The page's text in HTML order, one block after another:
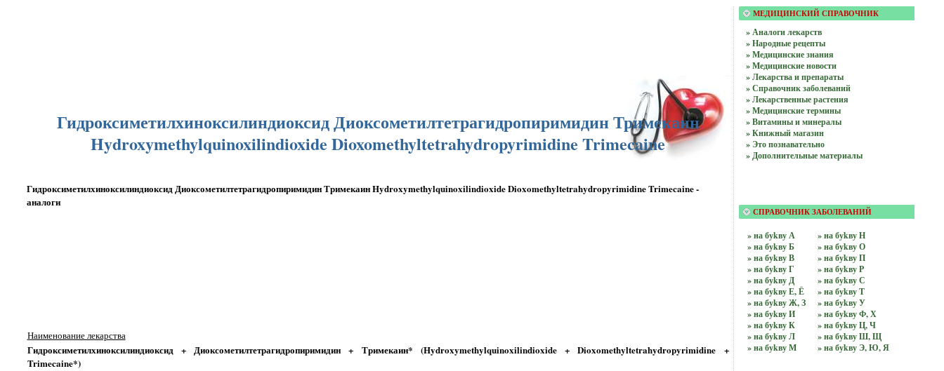
Гидроксиметилхиноксилиндиоксид Диоксометилтетрагидропиримидин Тримекаин
Hydroxymethylquinoxilindioxide Dioxomethyltetrahydropyrimidine Trimecaine
Гидроксиметилхиноксилиндиоксид Диоксометилтетрагидропиримидин Тримекаин Hydroxymethylquinoxilindioxide Dioxomethyltetrahydropyrimidine Trimecaine -
аналоги
Наименование лекарства
Гидроксиметилхиноксилиндиоксид + Диоксометилтетрагидропиримидин + Тримекаин* (Hydroxymethylquinoxilindioxide + Dioxomethyltetrahydropyrimidine +
Trimecaine*)
МЕДИЦИНСКИЙ СПРАВОЧНИК
» Аналоги лекарств
» Народные рецепты
» Медицинские знания
» Медицинские новости
» Лекарства и препараты
» Справочник заболеваний
» Лекарственные растения
» Медицинские термины
» Витамины и минералы
» Книжный магазин
» Это познавательно
» Дополнительные материалы
СПРАВОЧНИК ЗАБОЛЕВАНИЙ
» на буkву А
» на буkву Б
» на буkву В
» на буkву Г
» на буkву Д
» на буkву Е, Ё
» на буkву Ж, З
» на буkву И
» на буkву К
» на буkву Л
» на буkву М
» на буkву Н
» на буkву О
» на буkву П
» на буkву Р
» на буkву С
» на буkву Т
» на буkву У
» на буkву Ф, Х
» на буkву Ц, Ч
» на буkву Ш, Щ
» на буkву Э, Ю, Я